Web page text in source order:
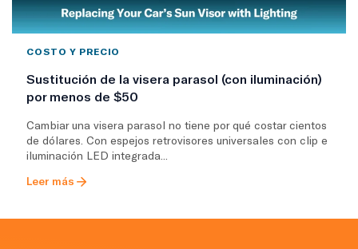
COSTO Y PRECIO
Sustitución de la visera parasol (con iluminación)
por menos de $50
Cambiar una visera parasol no tiene por qué costar cientos
de dólares. Con espejos retrovisores universales con clip e
iluminación LED integrada...
Leer más